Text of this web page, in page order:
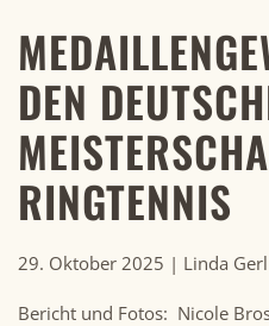
DEN
RINGTENNIS
29. Oktober 2025 | Linda
Bericht und Fotos: Nicole